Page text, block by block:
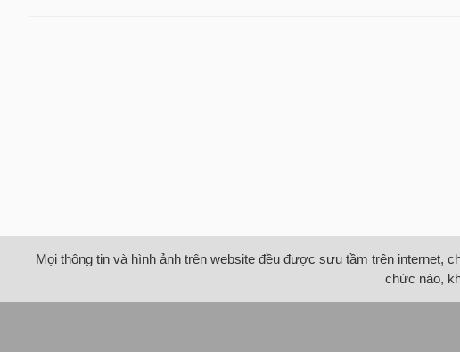
Mọi thông tin và hình ảnh trên website đều được sưu tầm trên internet,
chức nào,